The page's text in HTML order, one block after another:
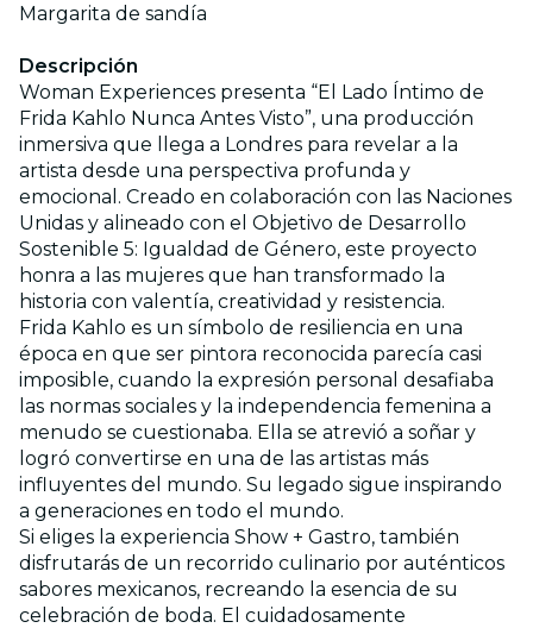
Margarita de sandía
Descripción
Woman Experiences presenta “El Lado Íntimo de
Frida Kahlo Nunca Antes Visto”, una producción
inmersiva que llega a Londres para revelar a la
artista desde una perspectiva profunda y
emocional. Creado en colaboración con las Naciones
Unidas y alineado con el Objetivo de Desarrollo
Sostenible 5: Igualdad de Género, este proyecto
honra a las mujeres que han transformado la
historia con valentía, creatividad y resistencia.
Frida Kahlo es un símbolo de resiliencia en una
época en que ser pintora reconocida parecía casi
imposible, cuando la expresión personal desafiaba
las normas sociales y la independencia femenina a
menudo se cuestionaba. Ella se atrevió a soñar y
logró convertirse en una de las artistas más
influyentes del mundo. Su legado sigue inspirando
a generaciones en todo el mundo.
Si eliges la experiencia Show + Gastro, también
disfrutarás de un recorrido culinario por auténticos
sabores mexicanos, recreando la esencia de su
celebración de boda. El cuidadosamente